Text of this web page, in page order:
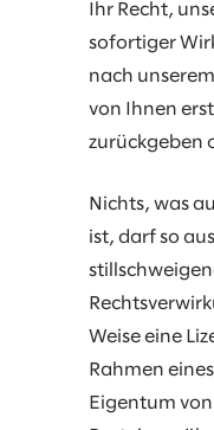
Ihr Recht,
sofortiger
nach
von Ihnen
zurückgeben
Nichts, was
ist, darf so
Weise eine
Rahmen
Eigentum